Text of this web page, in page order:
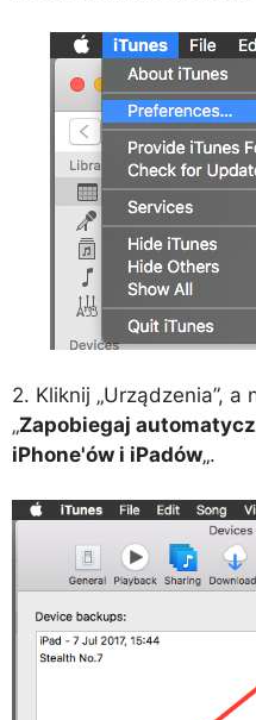
2. Kliknij „Urządzenia”,
„Zapobiegaj
iPhone'ów i iPadów„.